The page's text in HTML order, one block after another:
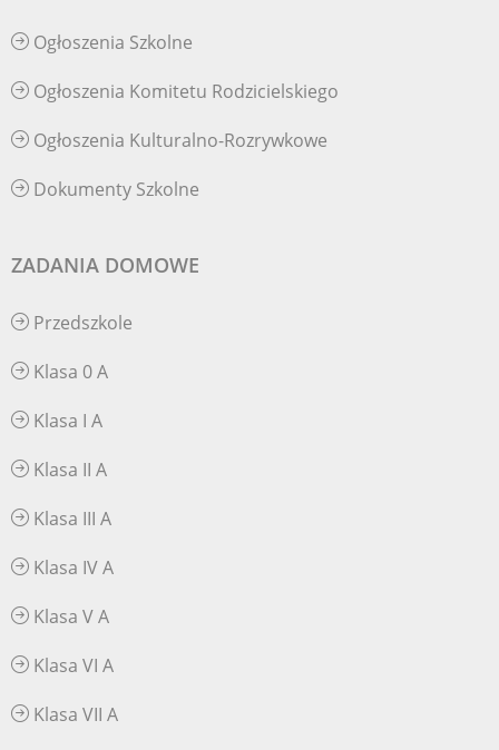
Ogłoszenia Szkolne
Ogłoszenia Komitetu Rodzicielskiego
Ogłoszenia Kulturalno-Rozrywkowe
Dokumenty Szkolne
ZADANIA DOMOWE
Przedszkole
Klasa 0 A
Klasa I A
Klasa II A
Klasa III A
Klasa IV A
Klasa V A
Klasa VI A
Klasa VII A